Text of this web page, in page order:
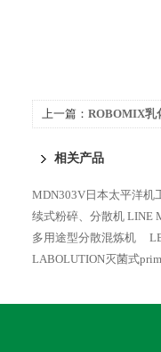
上一篇： ROBOMIX乳
相关产品
MDN303V日本太平洋机
续式粉碎、分散机 LINE
多用途型分散混炼机
LABOLUTION灭菌式